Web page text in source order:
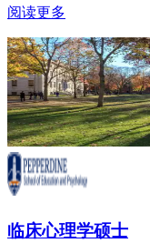
阅读更多
临床心理学硕士